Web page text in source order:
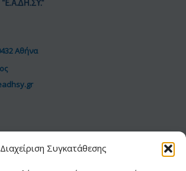
Διαχείριση Συγκατάθεσης
Αθήνα